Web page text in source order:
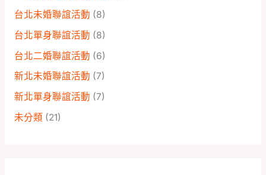
台北未婚聯誼活動 (8)
台北單身聯誼活動 (8)
台北二婚聯誼活動 (6)
新北未婚聯誼活動 (7)
新北單身聯誼活動 (7)
未分類 (21)